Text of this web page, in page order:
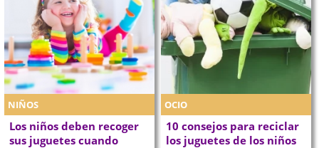
NIÑOS
Los niños deben recoger
sus juguetes cuando
OCIO
10 consejos para reciclar
los juguetes de los niños